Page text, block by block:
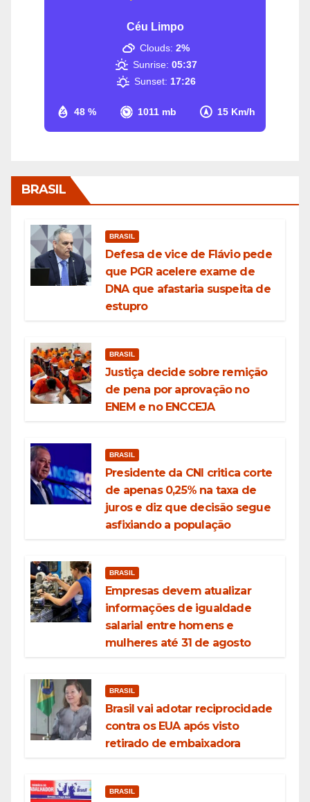
Céu Limpo
48 % 1011 mb 15 Km/h
Clouds: 2%
Sunrise: 05:37
Sunset: 17:26
BRASIL
BRASIL
Defesa de vice de Flávio pede
que PGR acelere exame de
DNA que afastaria suspeita de
estupro
BRASIL
Justiça decide sobre remição
de pena por aprovação no
ENEM e no ENCCEJA
BRASIL
Presidente da CNI critica corte
de apenas 0,25% na taxa de
juros e diz que decisão segue
asfixiando a população
BRASIL
Empresas devem atualizar
informações de igualdade
salarial entre homens e
mulheres até 31 de agosto
BRASIL
Brasil vai adotar reciprocidade
contra os EUA após visto
retirado de embaixadora
BRASIL